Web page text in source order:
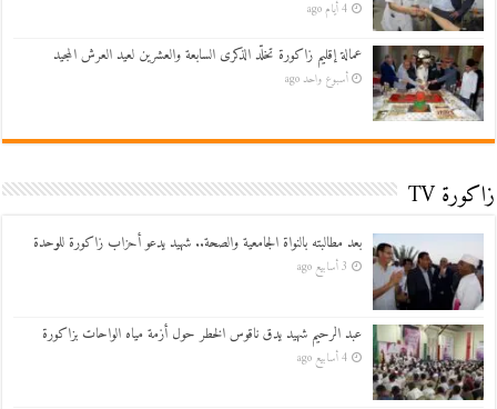
4 أيام ago
عمالة إقليم زاكورة تخلّد الذكرى السابعة والعشرين لعيد العرش المجيد
أسبوع واحد ago
زاكورة TV
بعد مطالبته بالنواة الجامعية والصحة.. شهيد يدعو أحزاب زاكورة للوحدة
3 أسابيع ago
عبد الرحيم شهيد يدق ناقوس الخطر حول أزمة مياه الواحات بزاكورة
4 أسابيع ago